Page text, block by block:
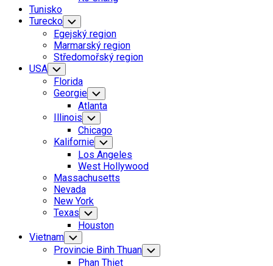
Menu
Tunisko
Turecko Toggle
Child
Menu
Egejský region
Marmarský region
Středomořský region
USA Toggle
Child
Menu
Florida
Georgie Toggle
Child
Menu
Atlanta
Illinois Toggle
Child
Menu
Chicago
Kalifornie Toggle
Child
Menu
Los Angeles
West Hollywood
Massachusetts
Nevada
New York
Texas Toggle
Child
Menu
Houston
Vietnam Toggle
Child
Menu
Provincie Binh Thuan Toggle
Child
Phan Thiet